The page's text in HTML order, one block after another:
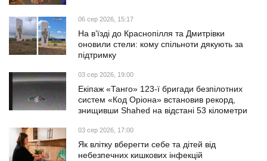
06 сер 2026, 15:17
На в’їзді до Краснопілля та Дмитрівки
оновили стели: кому спільноти дякують за
підтримку
03 сер 2026, 19:00
Екіпаж «Танго» 123-ї бригади безпілотних
систем «Код Оріона» встановив рекорд,
знищивши Shahed на відстані 53 кілометри
03 сер 2026, 17:00
Як влітку вберегти себе та дітей від
небезпечних кишкових інфекцій